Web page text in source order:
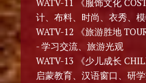
WATV-11 《服饰文化
计、布料、时尚、衣秀、
WATV-12 《旅游胜地
- 学习交流、旅游光观
WATV-13 《少儿成长
启蒙教育、汉语窗口、研